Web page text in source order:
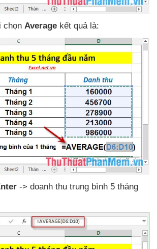
chọn Average kết quả là:
-> doanh thu trung bình 5 tháng